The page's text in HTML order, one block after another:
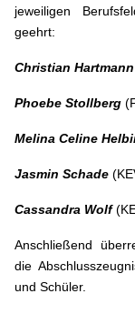
jeweiligen
geehrt:
Christian Hartmann
Phoebe Stollberg
Melina Celine
Jasmin Schade
Cassandra Wolf
Anschließend
die
und Schüler.